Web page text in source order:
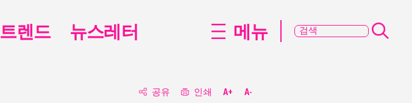
공유 인쇄 A+ A-
트렌드 뉴스레터 메뉴